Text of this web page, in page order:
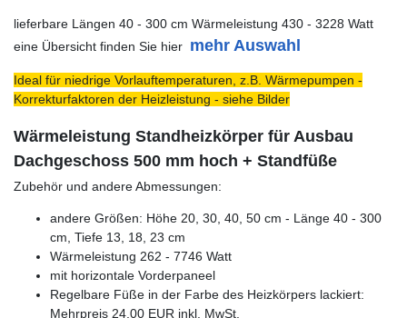
lieferbare Längen 40 - 300 cm Wärmeleistung 430 - 3228 Watt
eine Übersicht finden Sie hier mehr Auswahl
Ideal für niedrige Vorlauftemperaturen, z.B. Wärmepumpen -
Korrekturfaktoren der Heizleistung - siehe Bilder
Wärmeleistung Standheizkörper für Ausbau
Dachgeschoss 500 mm hoch + Standfüße
Zubehör und andere Abmessungen:
andere Größen: Höhe 20, 30, 40, 50 cm - Länge 40 - 300
cm, Tiefe 13, 18, 23 cm
Wärmeleistung 262 - 7746 Watt
mit horizontale Vorderpaneel
Regelbare Füße in der Farbe des Heizkörpers lackiert:
Mehrpreis 24,00 EUR inkl. MwSt.